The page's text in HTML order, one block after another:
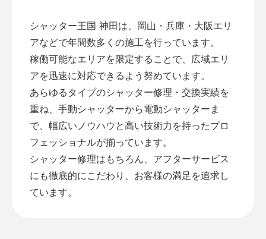
シャッター王国 神田は、岡山・兵庫・大阪エリ
アなどで年間数多くの施工を行っています。
稼働可能なエリアを限定することで、広域エリ
アを迅速に対応できるよう努めています。
あらゆるタイプのシャッター修理・交換実績を
重ね、手動シャッターから電動シャッターま
で、幅広いノウハウと高い技術力を持ったプロ
フェッショナルが揃っています。
シャッター修理はもちろん、アフターサービス
にも徹底的にこだわり、お客様の満足を追求し
ています。